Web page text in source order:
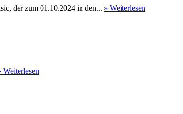
der zum 01.10.2024 in den... » Weiterlesen
Weiterlesen